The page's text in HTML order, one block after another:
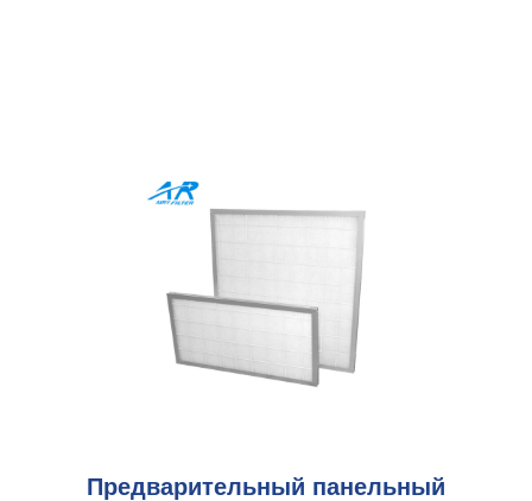
Предварительный панельный